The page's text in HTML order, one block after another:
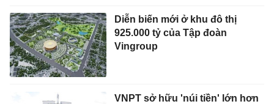
Diễn biến mới ở khu đô thị
925.000 tỷ của Tập đoàn
Vingroup
VNPT sở hữu 'núi tiền' lớn hơn